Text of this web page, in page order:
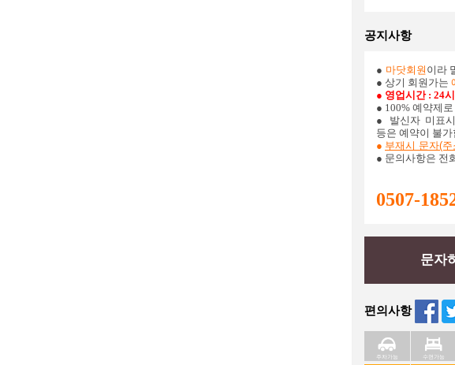
공지사항
● 마닷회원 이라
● 상기 회원가는
● 영업시간 : 24
● 100% 예약제
● 발신자 미표
등은 예약이 불
● 부재시 문자(
● 문의사항은 전
0507-
문자
편의사항
주차가능 수면가능